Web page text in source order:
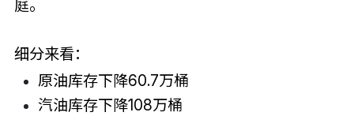
庭。
细分来看：
原油库存下降60.7万桶
汽油库存下降108万桶